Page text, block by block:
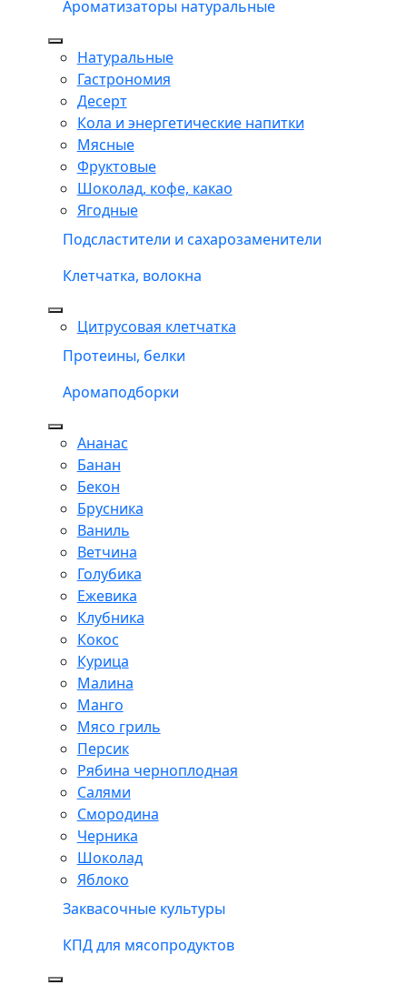
Ароматизаторы натуральные
Натуральные
Гастрономия
Десерт
Кола и энергетические напитки
Мясные
Фруктовые
Шоколад, кофе, какао
Ягодные
Подсластители и сахарозаменители
Клетчатка, волокна
Цитрусовая клетчатка
Протеины, белки
Аромаподборки
Ананас
Банан
Бекон
Брусника
Ваниль
Ветчина
Голубика
Ежевика
Клубника
Кокос
Курица
Малина
Манго
Мясо гриль
Персик
Рябина черноплодная
Салями
Смородина
Черника
Шоколад
Яблоко
Заквасочные культуры
КПД для мясопродуктов